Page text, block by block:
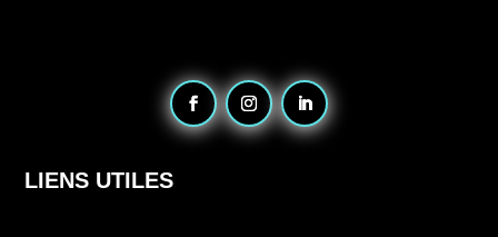
LIENS UTILES